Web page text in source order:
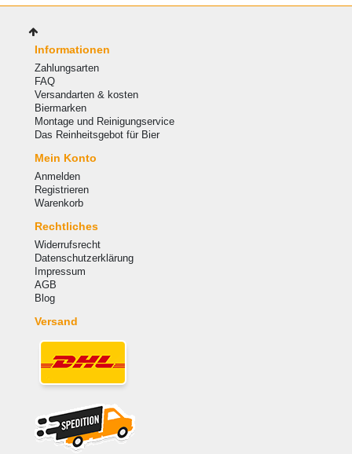
Informationen
Zahlungsarten
FAQ
Versandarten & kosten
Biermarken
Montage und Reinigungservice
Das Reinheitsgebot für Bier
Mein Konto
Anmelden
Registrieren
Warenkorb
Rechtliches
Widerrufsrecht
Datenschutzerklärung
Impressum
AGB
Blog
Versand